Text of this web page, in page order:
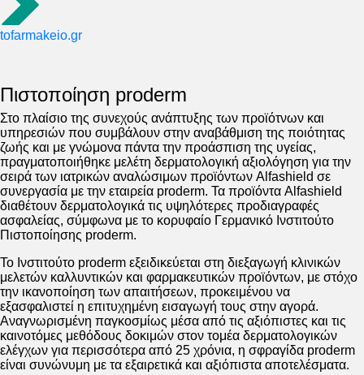
tofarmakeio.gr
Πιστοποίηση proderm
Στο πλαίσιο της συνεχούς ανάπτυξης των προϊότνων και
υπηρεσιών που συμβάλουν στην αναβάθμιση της ποιότητας
ζωής και με γνώμονα πάντα την προάσπιση της υγείας,
πραγματοποιήθηκε μελέτη δερματολογική αξιολόγηση για την
σειρά των ιατρικών αναλώσιμων προϊόντων Alfashield σε
συνεργασία με την εταιρεία proderm. Τα προϊόντα Alfashield
διαθέτουν δερματολογικά τις υψηλότερες προδιαγραφές
ασφαλείας, σύμφωνα με το κορυφαίο Γερμανικό Ινστιτούτο
Πιστοποίησης proderm.
Το Ινστιτούτο proderm εξειδικεύεται στη διεξαγωγή κλινικών
μελετών καλλυντικών και φαρμακευτικών προϊόντων, με στόχο
την ικανοποίηση των απαιτήσεων, προκειμένου να
εξασφαλιστεί η επιτυχημένη εισαγωγή τους στην αγορά.
Αναγνωρισμένη παγκοσμίως μέσα από τις αξιόπιστες και τις
καινοτόμες μεθόδους δοκιμών στον τομέα δερματολογικών
ελέγχων για περισσότερα από 25 χρόνια, η σφραγίδα proderm
είναι συνώνυμη με τα εξαιρετικά και αξιόπιστα αποτελέσματα.